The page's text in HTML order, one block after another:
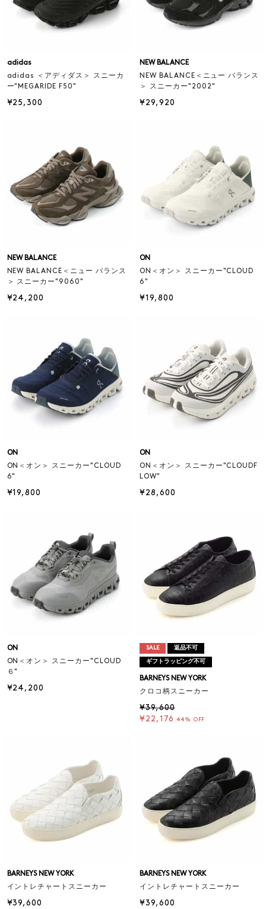
adidas
adidas ＜アディダス＞ スニーカ
ー"MEGARIDE F50"
¥25,300
NEW BALANCE
NEW BALANCE＜ニュー バランス
＞ スニーカー"2002"
¥29,920
NEW BALANCE
NEW BALANCE＜ニュー バランス
＞ スニーカー"9060"
¥24,200
ON
ON＜オン＞ スニーカー"CLOUD
6"
¥19,800
ON
ON＜オン＞ スニーカー"CLOUD
6"
¥19,800
ON
ON＜オン＞ スニーカー"CLOUDF
LOW"
¥28,600
ON
ON＜オン＞ スニーカー"CLOUD
６"
¥24,200
SALE 返品不可
ギフトラッピング不可
BARNEYS NEW YORK
クロコ柄スニーカー
¥39,600
¥22,176 44% OFF
BARNEYS NEW YORK
イントレチャートスニーカー
¥39,600
BARNEYS NEW YORK
イントレチャートスニーカー
¥39,600